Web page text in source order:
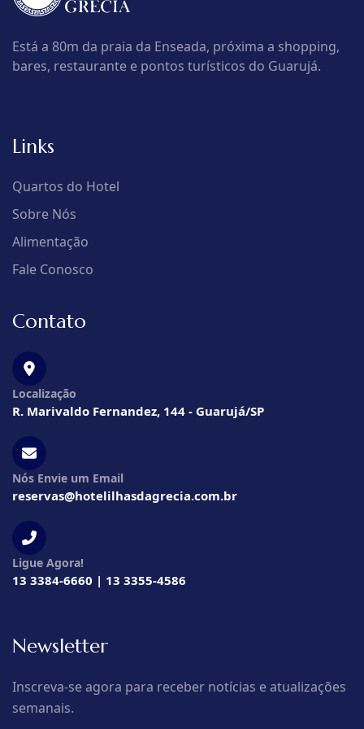
Está a 80m da praia da Enseada, próxima a shopping,
bares, restaurante e pontos turísticos do Guarujá.
Links
Quartos do Hotel
Sobre Nós
Alimentação
Fale Conosco
Contato
Localização
R. Marivaldo Fernandez, 144 - Guarujá/SP
Nós Envie um Email
reservas@hotelilhasdagrecia.com.br
Ligue Agora!
13 3384-6660 | 13 3355-4586
Newsletter
Inscreva-se agora para receber notícias e atualizações
semanais.